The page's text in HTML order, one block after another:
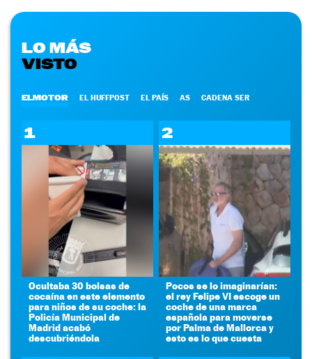
LO MÁS
VISTO
ELMOTOR EL HUFFPOST EL PAÍS AS CADENA SER
1
Ocultaba 30 bolsas de
cocaína en este elemento
para niños de su coche: la
Policía Municipal de
Madrid acabó
descubriéndola
2
Pocos se lo imaginarían:
el rey Felipe VI escoge un
coche de una marca
española para moverse
por Palma de Mallorca y
esto es lo que cuesta